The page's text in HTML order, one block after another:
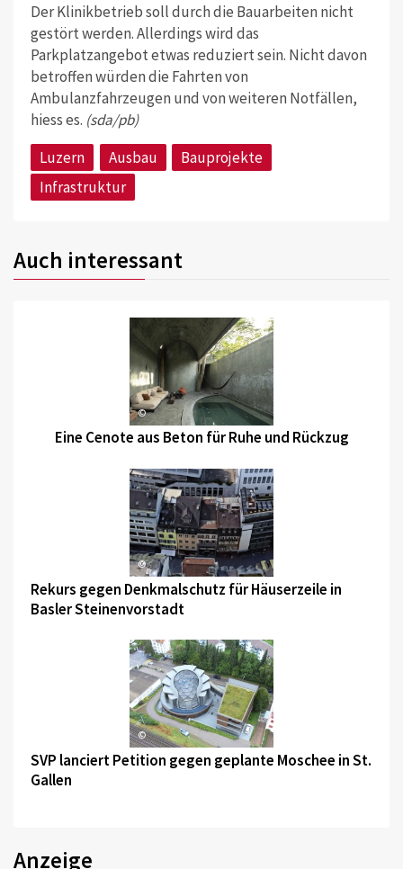
Der Klinikbetrieb soll durch die Bauarbeiten nicht
gestört werden.Allerdings wird das
Parkplatzangebot etwas reduziert sein. Nicht davon
betroffen würden die Fahrten von
Ambulanzfahrzeugen und von weiteren Notfällen,
hiess es. (sda/pb)
Luzern
Ausbau
Bauprojekte
Infrastruktur
Auch interessant
©
Eine Cenote aus Beton für Ruhe und Rückzug
©
Rekurs gegen Denkmalschutz für Häuserzeile in
Basler Steinenvorstadt
©
SVP lanciert Petition gegen geplante Moschee in St.
Gallen
Anzeige